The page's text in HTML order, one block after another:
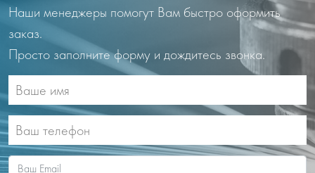
Наши менеджеры помогут Вам быстро оформить
заказ.
Просто заполните форму и дождитесь звонка.